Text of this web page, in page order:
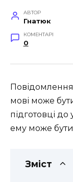
АВТОР
Гнатюк
КОМЕНТАРІ
0
Повідомлення
мові може
підготовці
ему може
Зміст